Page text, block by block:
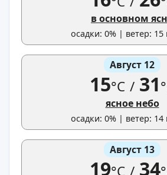
в основном
осадки: 0% | ветер: 15
Август 12
15°C / 31
ясное небо
осадки: 0% | ветер: 14
Август 13
19°C / 34